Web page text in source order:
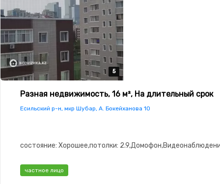
5
5
5
5
5
Разная недвижимость, 16 м², На длительный срок
Есильский р-н, мкр Шубар, А. Бокейханова 10
состояние: Хорошее,потолки:
частное лицо